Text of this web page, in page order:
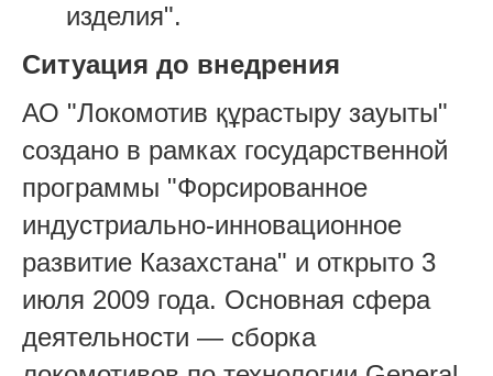
изделия".
Ситуация до внедрения
АО "Локомотив құрастыру зауыты"
создано в рамках государственной
программы "Форсированное
индустриально-инновационное
развитие Казахстана" и открыто 3
июля 2009 года. Основная сфера
деятельности — сборка